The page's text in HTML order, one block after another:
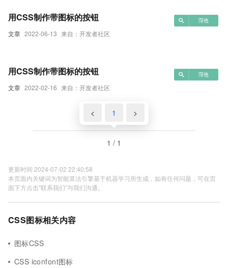
文章 2022-06-13 来自：开发者社区
用CSS制作带图标的按钮
文章 2022-02-16 来自：开发者社区
用CSS制作带图标的按钮
< 1 >
1 / 1
更新时间 2024-07-02 22:40:58
本页面内关键词为智能算法引擎基于机器学习所生成，如有任何问题，可在页
面下方点击"联系我们"与我们沟通。
CSS图标相关内容
图标CSS
CSS iconfont图标